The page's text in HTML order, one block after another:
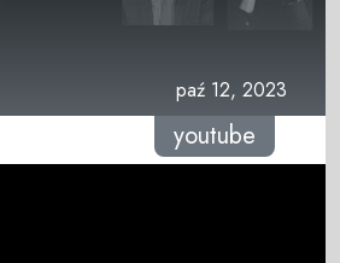
paź 12, 2023
youtube